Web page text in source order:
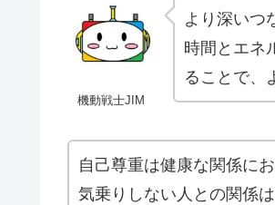
機動戦士JIM
より深いつ
時間とエネ
ることで、
自己尊重は健康な関係に
気乗りしない人との関係